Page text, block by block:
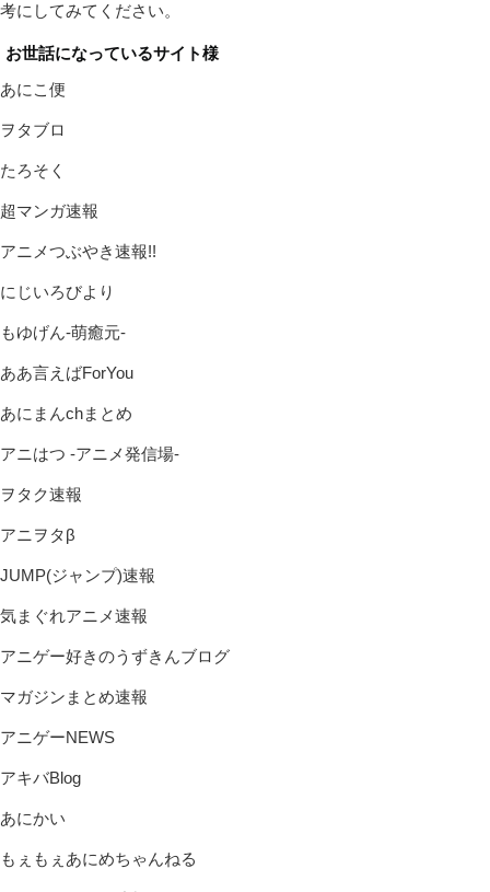
考にしてみてください。
お世話になっているサイト様
あにこ便
ヲタブロ
たろそく
超マンガ速報
アニメつぶやき速報!!
にじいろびより
もゆげん-萌癒元-
ああ言えばForYou
あにまんchまとめ
アニはつ -アニメ発信場-
ヲタク速報
アニヲタβ
JUMP(ジャンプ)速報
気まぐれアニメ速報
アニゲー好きのうずきんブログ
マガジンまとめ速報
アニゲーNEWS
アキバBlog
あにかい
もぇもぇあにめちゃんねる